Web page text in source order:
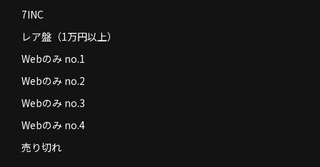
7INC
レア盤（1万円以上）
Webのみ no.1
Webのみ no.2
Webのみ no.3
Webのみ no.4
売り切れ